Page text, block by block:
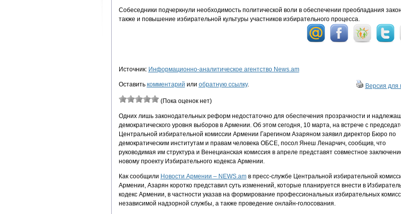
Собеседники подчеркнули необходимость политической воли в обеспечении преобладания
также и повышение избирательной культуры участников избирательного процесса.
Источник: Информационно-аналитическое агентство News.am
Оставить комментарий или обратную ссылку. Версия для
(Пока оценок нет)
Одних лишь законодательных реформ недостаточно для обеспечения прозрачности и
демократического уровня выборов в Армении. Об этом сегодня, 10 марта, на встрече с
Центральной избирательной комиссии Армении Гарегином Азаряном заявил директор Бюро по
демократическим институтам и правам человека ОБСЕ, посол Янеш Ленарчич, сообщив, что
руководимая им структура и Венецианская комиссия в апреле представят совместное
новому проекту Избирательного кодекса Армении.
Как сообщили Новости Армении – NEWS.amв пресс-службе Центральной избирательной
Армении, Азарян коротко представил суть изменений, которые планируется внести в
кодекс Армении, в частности указав на формирование профессиональных избирательных
независимой надзорной службы, а также проведение онлайн-голосования.